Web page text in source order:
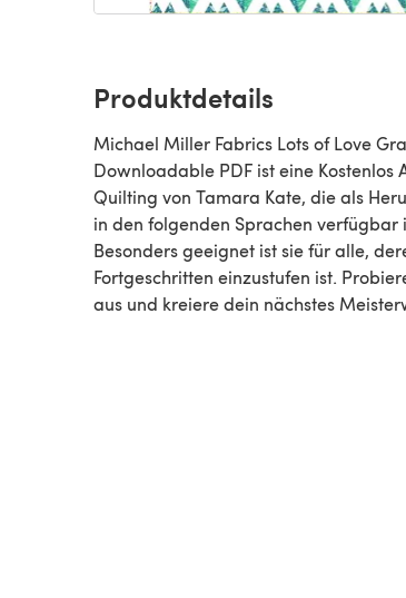
Produktdetails
Michael Miller Fabrics Lots of Love
Downloadable PDF ist eine Kostenlos
Quilting von Tamara Kate, die als
in den folgenden Sprachen verfügbar
Besonders geeignet ist sie für alle,
Fortgeschritten einzustufen ist.
aus und kreiere dein nächstes